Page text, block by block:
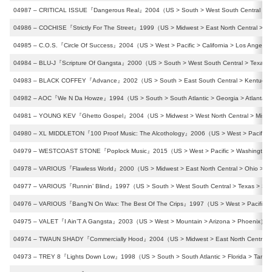
04987 – CRITICAL ISSUE『Dangerous Real』2004（US > South > West South Central >
04986 – COCHISE『Strictly For The Street』1999（US > Midwest > East North Central >
04985 – C.O.S.『Circle Of Success』2004（US > West > Pacific > California > Los
04984 – BLU-J『Scripture Of Gangsta』2000（US > South > West South Central > Texas
04983 – BLACK COFFEY『Advance』2002（US > South > East South Central >
04982 – AOC『We N Da Howze』1994（US > South > South Atlantic > Georgia > Atlanta
04981 – YOUNG KEV『Ghetto Gospel』2004（US > Midwest > West North Central >
04980 – XL MIDDLETON『100 Proof Music: The Alcothology』2006（US > West >
04979 – WESTCOAST STONE『Poplock Music』2015（US > West > Pacific >
04978 – VARIOUS『Flawless World』2000（US > Midwest > East North Central > Ohio >
04977 – VARIOUS『Runnin’ Blind』1997（US > South > West South Central > Texas >
04976 – VARIOUS『Bang’N On Wax: The Best Of The Crips』1997（US > West >
04975 – VALET『I Ain’T A Gangsta』2003（US > West > Mountain > Arizona > Phoenix
04974 – TWAUN SHADY『Commercially Hood』2004（US > Midwest > East North
04973 – TREY 8『Lights Down Low』1998（US > South > South Atlantic > Florida >